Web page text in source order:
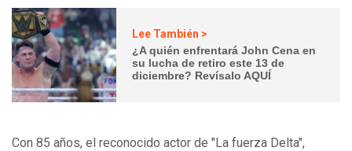
Lee También >
¿A quién enfrentará John Cena en
su lucha de retiro este 13 de
diciembre? Revísalo AQUÍ
Con 85 años, el reconocido actor de "La fuerza Delta",